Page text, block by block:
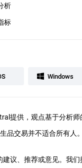
析
标
Windows
提供，观点基于分析
品交易并不适合所有
议、推荐或意见。我